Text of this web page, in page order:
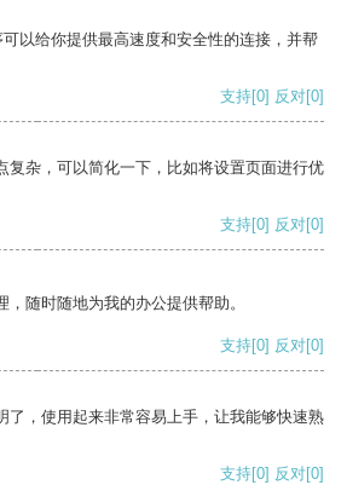
以给你提供最高速度和安全性的连接，并帮
支持[0] 反对[0]
复杂，可以简化一下，比如将设置页面进行优
支持[0] 反对[0]
随时随地为我的办公提供帮助。
支持[0] 反对[0]
了，使用起来非常容易上手，让我能够快速熟
支持[0] 反对[0]